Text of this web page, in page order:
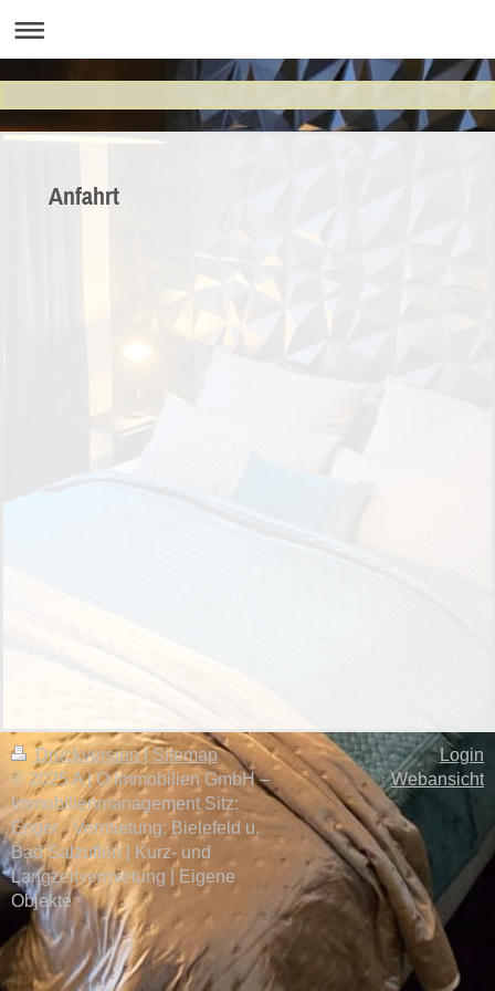
Anfahrt
Druckversion| Sitemap
© 2025 A | O Immobilien GmbH –
Immobilienmanagement Sitz:
Enger · Vermietung: Bielefeld u.
Bad Salzuflen | Kurz- und
Langzeitvermietung | Eigene
Objekte ·
Login
Webansicht